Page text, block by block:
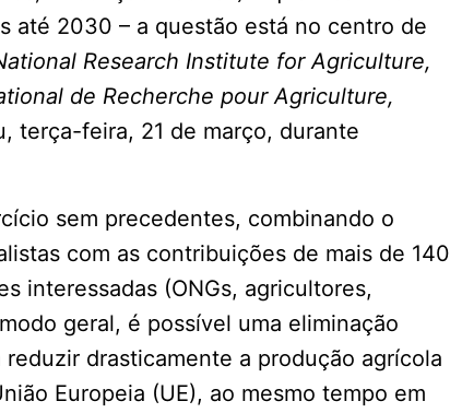
até 2030 – a questão está no centro de
Research Institute for Agriculture,
de Recherche pour Agriculture,
terça-feira, 21 de março, durante
sem precedentes, combinando o
com as contribuições de mais de 140
interessadas (ONGs, agricultores,
geral, é possível uma eliminação
drasticamente a produção agrícola
Europeia (UE), ao mesmo tempo em